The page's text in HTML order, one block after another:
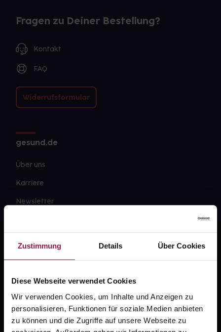
Zustimmung Details Über Cookies
Diese Webseite verwendet Cookies
Wir verwenden Cookies, um Inhalte und Anzeigen zu
personalisieren, Funktionen für soziale Medien anbieten
zu können und die Zugriffe auf unsere Webseite zu
Fragen zu Deiner Bestellung?
Kontakt
FAQ
Widerrufsformular
gesund.de
Über uns
Karriere
Newsletter
Datenschutz
AGB
Impressum